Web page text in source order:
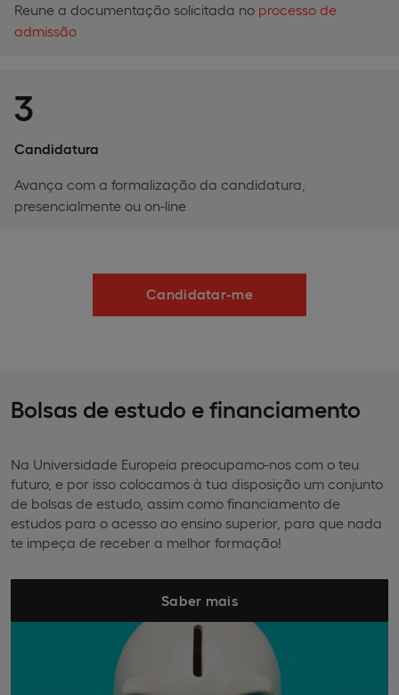
Reune a documentação solicitada no processo de
admissão
3
Candidatura
Avança com a formalização da candidatura,
presencialmente ou on-line
Candidatar-me
Bolsas de estudo e financiamento
Na Universidade Europeia preocupamo-nos com o teu
futuro, e por isso colocamos à tua disposição um conjunto
de bolsas de estudo, assim como financiamento de
estudos para o acesso ao ensino superior, para que nada
te impeça de receber a melhor formação!
Saber mais